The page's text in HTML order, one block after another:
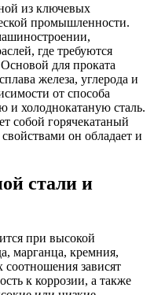
из ключевых
промышленности.
где требуются
для проката
железа, углерода и
от способа
и холоднокатаную сталь.
собой горячекатаный
он обладает и
стали и
при высокой
марганца, кремния,
зависят
к коррозии, а также